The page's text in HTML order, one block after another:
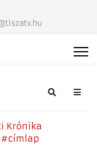
Search
Krónika
címlap